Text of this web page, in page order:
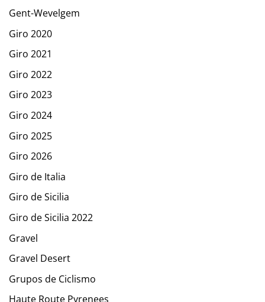
Gent-Wevelgem
Giro 2020
Giro 2021
Giro 2022
Giro 2023
Giro 2024
Giro 2025
Giro 2026
Giro de Italia
Giro de Sicilia
Giro de Sicilia 2022
Gravel
Gravel Desert
Grupos de Ciclismo
Haute Route Pyrenees